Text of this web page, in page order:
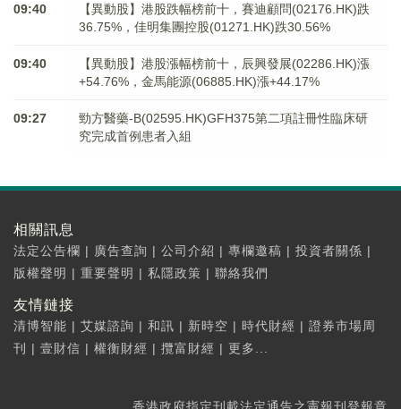
09:40
【異動股】港股跌幅榜前十，賽迪顧問(02176.HK)跌
36.75%，佳明集團控股(01271.HK)跌30.56%
09:40
【異動股】港股漲幅榜前十，辰興發展(02286.HK)漲
+54.76%，金馬能源(06885.HK)漲+44.17%
09:27
勁方醫藥-B(02595.HK)GFH375第二項註冊性臨床研
究完成首例患者入組
相關訊息
法定公告欄 | 廣告查詢 | 公司介紹 | 專欄邀稿 | 投資者關係 |
版權聲明 | 重要聲明 | 私隱政策 | 聯絡我們
友情鏈接
清博智能 | 艾媒諮詢 | 和訊 | 新時空 | 時代財經 | 證券市場周
刊
| 壹財信 | 權衡財經 | 攬富財經 | 更多...